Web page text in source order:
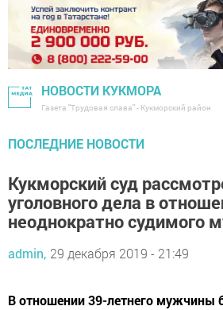
НОВОСТИ КУКМОРА
Газета "Трудовая слава" - Кукморский район
ПОСЛЕДНИЕ НОВОСТИ
Кукморский суд
уголовного дела в
неоднократно судимого
admin, 29 декабря 2019 - 21:49
В отношении 39-летнего мужчины